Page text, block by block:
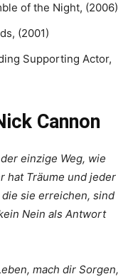
of the Night, (2006)
(2001)
Supporting Actor,
Cannon
einzige Weg, wie
hat Träume und jeder
sie erreichen, sind
Nein als Antwort
mach dir Sorgen,